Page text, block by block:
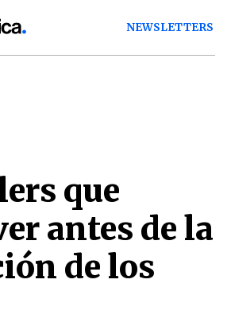
NEWSLETTERS
que
antes de la
de los